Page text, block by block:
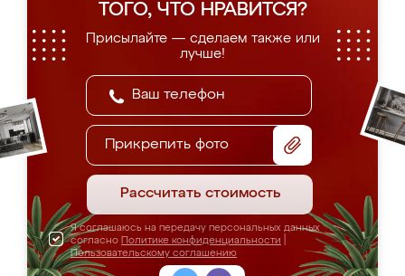
ТОГО, ЧТО НРАВИТСЯ?
Присылайте — сделаем также или
лучше!
Прикрепить фото
Рассчитать стоимость
Я соглашаюсь на передачу персональных данных
согласно Политике конфиденциальности
Пользовательскому соглашению